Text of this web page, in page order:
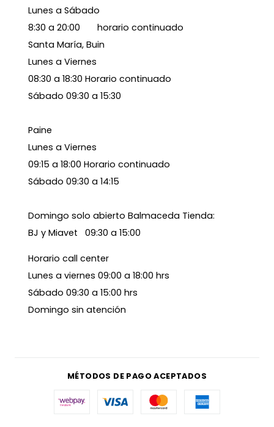
Lunes a Sábado
8:30 a 20:00 horario continuado
Santa María, Buin
Lunes a Viernes
08:30 a 18:30 Horario continuado
Sábado 09:30 a 15:30
Paine
Lunes a Viernes
09:15 a 18:00 Horario continuado
Sábado 09:30 a 14:15
Domingo solo abierto Balmaceda Tienda:
BJ y Miavet 09:30 a 15:00
Horario call center
Lunes a viernes 09:00 a 18:00 hrs
Sábado 09:30 a 15:00 hrs
Domingo sin atención
MÉTODOS DE PAGO ACEPTADOS